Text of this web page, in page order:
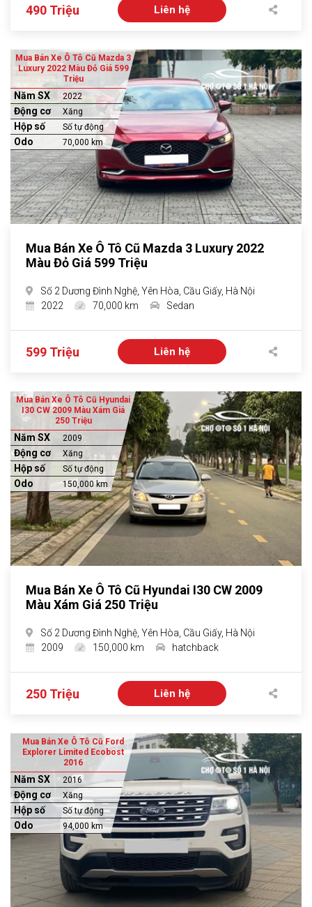
490 Triệu Liên hệ
Mua Bán Xe Ô Tô Cũ Mazda 3
Luxury 2022 Màu Đỏ Giá 599
Triệu
Năm SX 2022
Động cơ Xăng
Hộp số Số tự động
Odo 70,000 km
Mua Bán Xe Ô Tô Cũ Mazda 3 Luxury 2022
Màu Đỏ Giá 599 Triệu
Số 2 Dương Đình Nghệ, Yên Hòa, Cầu Giấy, Hà Nội
2022
70,000 km Sedan
599 Triệu Liên hệ
Mua Bán Xe Ô Tô Cũ Hyundai
I30 CW 2009 Màu Xám Giá
250 Triệu
Năm SX 2009
Động cơ Xăng
Hộp số Số tự động
Odo 150,000 km
Mua Bán Xe Ô Tô Cũ Hyundai I30 CW 2009
Màu Xám Giá 250 Triệu
Số 2 Dương Đình Nghệ, Yên Hòa, Cầu Giấy, Hà Nội
2009
150,000 km hatchback
250 Triệu Liên hệ
Mua Bán Xe Ô Tô Cũ Ford
Explorer Limited Ecobost
2016
Năm SX 2016
Động cơ Xăng
Hộp số Số tự động
Odo 94,000 km